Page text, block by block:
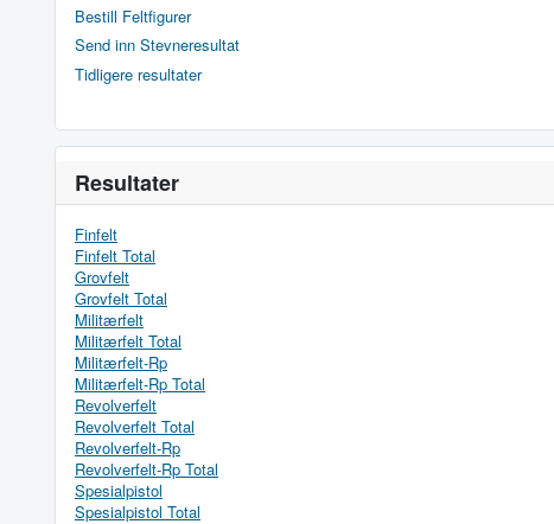
Bestill Feltfigurer
Send inn Stevneresultat
Tidligere resultater
Resultater
Finfelt
Finfelt Total
Grovfelt
Grovfelt Total
Militærfelt
Militærfelt Total
Militærfelt-Rp
Militærfelt-Rp Total
Revolverfelt
Revolverfelt Total
Revolverfelt-Rp
Revolverfelt-Rp Total
Spesialpistol
Spesialpistol Total